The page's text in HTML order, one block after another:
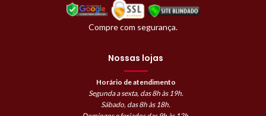
Compre com segurança.
Nossas lojas
Horário de atendimento
Segunda a sexta, das 8h às 19h.
Sábado, das 8h às 18h.